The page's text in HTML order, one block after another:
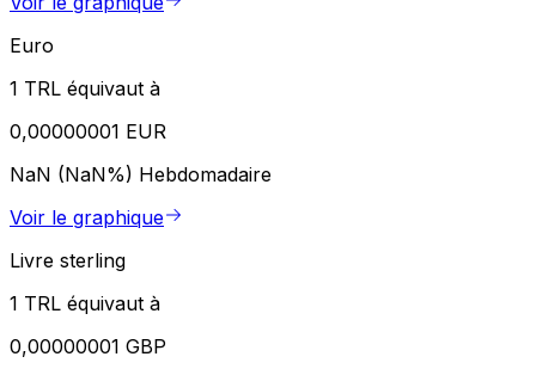
Euro
1 TRL équivaut à
0,00000001 EUR
NaN (NaN%) Hebdomadaire
Voir le graphique
Livre sterling
1 TRL équivaut à
0,00000001 GBP